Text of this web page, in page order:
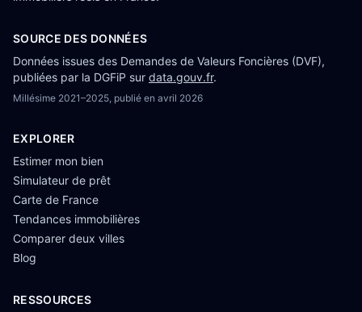
SOURCE DES DONNÉES
Données issues des Demandes de Valeurs Foncières (DVF),
publiées par la DGFiP sur data.gouv.fr.
Millésime 2021–2025, publié en avril 2026
EXPLORER
Estimer mon bien
Simulateur de prêt
Carte de France
Tendances immobilières
Comparer deux villes
Blog
RESSOURCES